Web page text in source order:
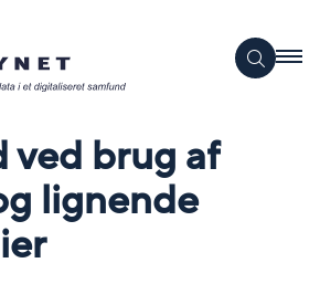
ved brug af
lignende